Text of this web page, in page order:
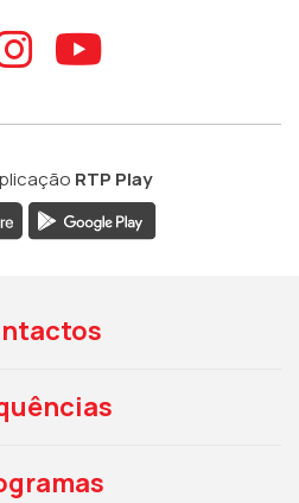
ao
Aceder ao
Aceder
RTP Play